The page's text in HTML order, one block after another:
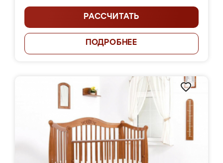
РАССЧИТАТЬ
ПОДРОБНЕЕ